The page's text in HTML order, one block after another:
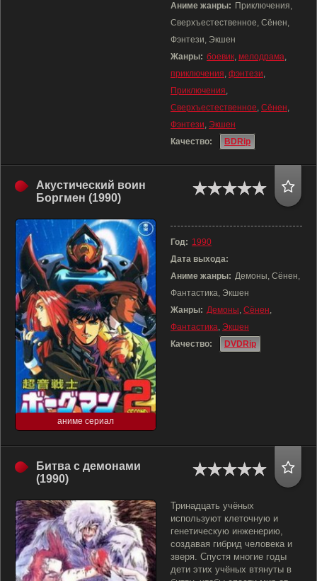
Аниме жанры: Приключения,
Сверхъестественное, Сёнен,
Фэнтези, Экшен
Жанры: боевик, мелодрама,
приключения, фэнтези,
Приключения,
Сверхъестественное, Сёнен,
Фэнтези, Экшен
Качество:
BDRip
Акустический воин
Боргмен (1990)
аниме сериал
Год: 1990
Дата выхода:
Аниме жанры: Демоны, Сёнен,
Фантастика, Экшен
Жанры: Демоны, Сёнен,
Фантастика, Экшен
Качество:
DVDRip
Битва с демонами
(1990)
Тринадцать учёных
используют клеточную и
генетическую инженерию,
создавая гибрид человека и
зверя. Спустя многие годы
дети этих учёных втянуты в